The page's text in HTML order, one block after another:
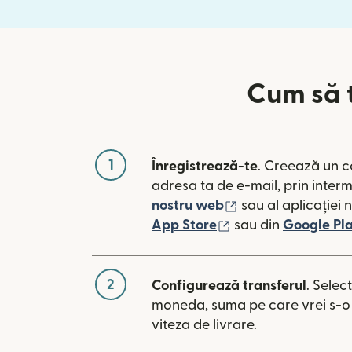
Cum să
1 Înregistrează-te. Creează un
adresa ta de e-mail, prin
nostru web
(se deschide
sau al aplicației
App Store
(se deschide într-
sau din Google
2 Configurează transferul .
moneda, suma pe care vrei s-
viteza de livrare.